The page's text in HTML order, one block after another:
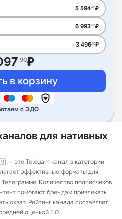
5 594.40₽
6 993.00₽
3 496.50₽
.90₽
с ЭДО
для нативных
это Telegam канал в категории
эффективные форматы для
Количество подписчиков
помогают брендам привлекать
охват. Рейтинг канала составляет
оценкой 5.0.